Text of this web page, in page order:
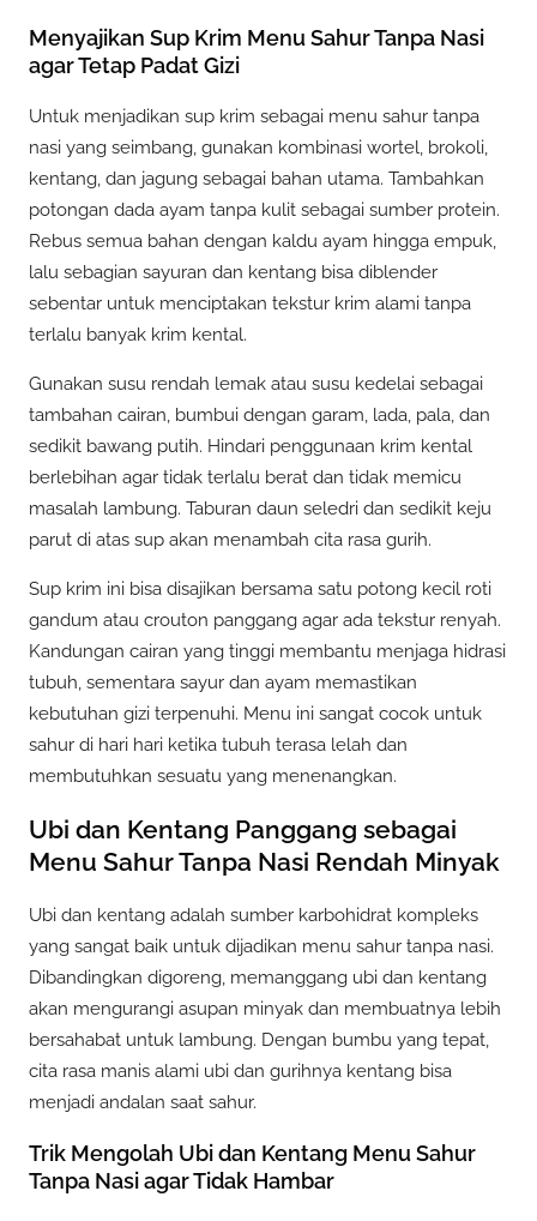
Menyajikan Sup Krim Menu Sahur Tanpa Nasi
agar Tetap Padat Gizi
Untuk menjadikan sup krim sebagai menu sahur tanpa
nasi yang seimbang, gunakan kombinasi wortel, brokoli,
kentang, dan jagung sebagai bahan utama. Tambahkan
potongan dada ayam tanpa kulit sebagai sumber protein.
Rebus semua bahan dengan kaldu ayam hingga empuk,
lalu sebagian sayuran dan kentang bisa diblender
sebentar untuk menciptakan tekstur krim alami tanpa
terlalu banyak krim kental.
Gunakan susu rendah lemak atau susu kedelai sebagai
tambahan cairan, bumbui dengan garam, lada, pala, dan
sedikit bawang putih. Hindari penggunaan krim kental
berlebihan agar tidak terlalu berat dan tidak memicu
masalah lambung. Taburan daun seledri dan sedikit keju
parut di atas sup akan menambah cita rasa gurih.
Sup krim ini bisa disajikan bersama satu potong kecil roti
gandum atau crouton panggang agar ada tekstur renyah.
Kandungan cairan yang tinggi membantu menjaga hidrasi
tubuh, sementara sayur dan ayam memastikan
kebutuhan gizi terpenuhi. Menu ini sangat cocok untuk
sahur di hari hari ketika tubuh terasa lelah dan
membutuhkan sesuatu yang menenangkan.
Ubi dan Kentang Panggang sebagai
Menu Sahur Tanpa Nasi Rendah Minyak
Ubi dan kentang adalah sumber karbohidrat kompleks
yang sangat baik untuk dijadikan menu sahur tanpa nasi.
Dibandingkan digoreng, memanggang ubi dan kentang
akan mengurangi asupan minyak dan membuatnya lebih
bersahabat untuk lambung. Dengan bumbu yang tepat,
cita rasa manis alami ubi dan gurihnya kentang bisa
menjadi andalan saat sahur.
Trik Mengolah Ubi dan Kentang Menu Sahur
Tanpa Nasi agar Tidak Hambar